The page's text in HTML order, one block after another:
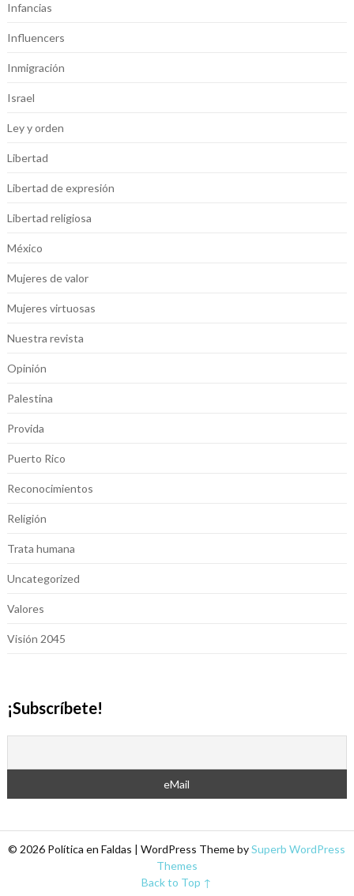
Infancias
Influencers
Inmigración
Israel
Ley y orden
Libertad
Libertad de expresión
Libertad religiosa
México
Mujeres de valor
Mujeres virtuosas
Nuestra revista
Opinión
Palestina
Provida
Puerto Rico
Reconocimientos
Religión
Trata humana
Uncategorized
Valores
Visión 2045
¡Subscríbete!
© 2026 Política en Faldas | WordPress Theme bySuperb WordPress
Themes
Back to Top ↑